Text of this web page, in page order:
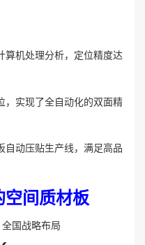
算机处理分析，定位精度达
，实现了全自动化的双面精
自动压贴生产线，满足高品
空间质材板
全国战略布局